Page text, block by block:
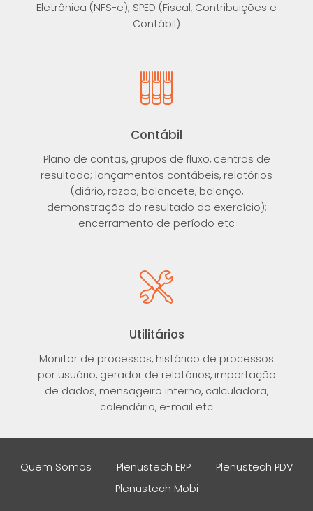
Eletrônica (NFS-e); SPED (Fiscal, Contribuições e
Contábil)
Contábil
Plano de contas, grupos de fluxo, centros de
resultado; lançamentos contábeis, relatórios
(diário, razão, balancete, balanço,
demonstração do resultado do exercício);
encerramento de período etc
Utilitários
Monitor de processos, histórico de processos
por usuário, gerador de relatórios, importação
de dados, mensageiro interno, calculadora,
calendário, e-mail etc
Quem Somos Plenustech ERP
Plenustech PDV
Plenustech Mobi